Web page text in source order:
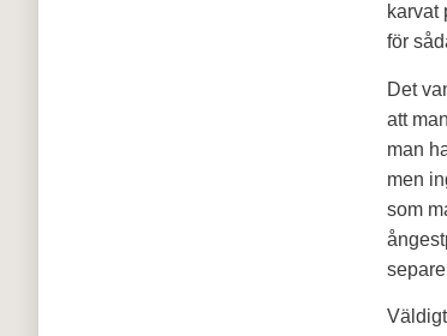
karvat
för
Det
att
man
men
som